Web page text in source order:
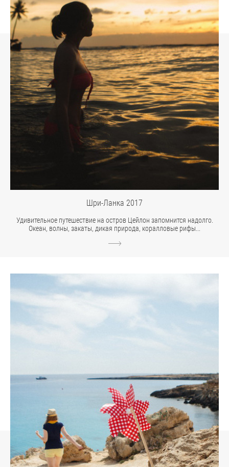
Шри-Ланка 2017
Удивительное путешествие на остров Цейлон запомнится надолго.
Океан, волны, закаты, дикая природа, коралловые рифы...